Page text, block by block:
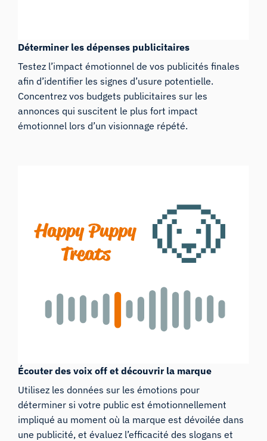
Déterminer les dépenses publicitaires
Testez l’impact émotionnel de vos publicités finales
afin d’identifier les signes d’usure potentielle.
Concentrez vos budgets publicitaires sur les
annonces qui suscitent le plus fort impact
émotionnel lors d’un visionnage répété.
Écouter des voix off et découvrir la marque
Utilisez les données sur les émotions pour
déterminer si votre public est émotionnellement
impliqué au moment où la marque est dévoilée dans
une publicité, et évaluez l’efficacité des slogans et